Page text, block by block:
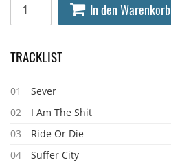
In den Warenkorb
TRACKLIST
01
Sever
02
I Am The Shit
03
Ride Or Die
04
Suffer City